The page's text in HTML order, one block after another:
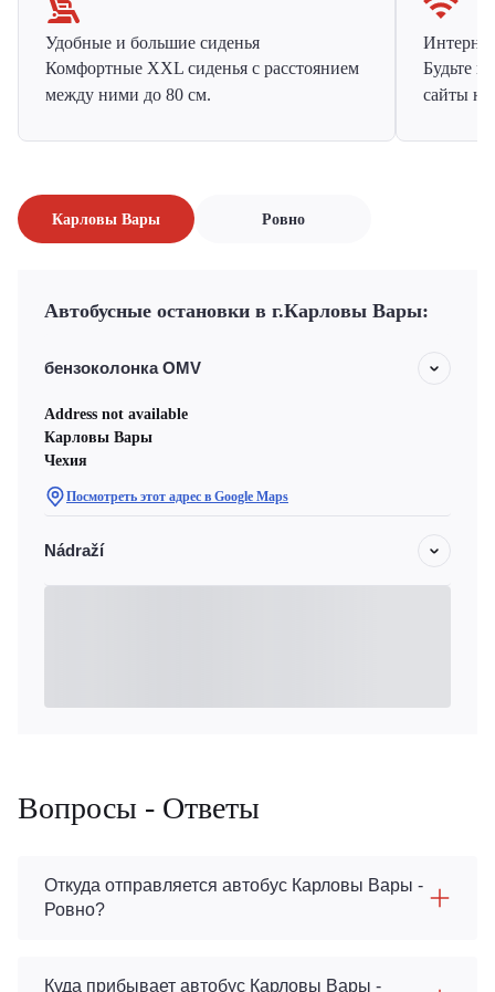
Удобные и большие сиденья
Комфортные XXL сиденья с расстоянием
между ними до 80 см.
Будьте
сайты на
Карловы Вары Ровно
Автобусные остановки в г.Карловы Вары:
бензоколонка OMV
Address not available
Карловы Вары
Чехия
Посмотреть этот адрес в Google Maps
Nádraží
Вопросы - Ответы
Откуда отправляется автобус Карловы Вары -
Ровно?
Куда прибывает автобус Карловы Вары -